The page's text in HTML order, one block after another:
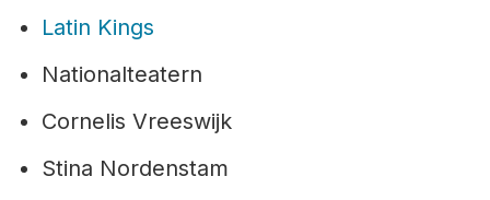
Latin Kings
Nationalteatern
Cornelis Vreeswijk
Stina Nordenstam